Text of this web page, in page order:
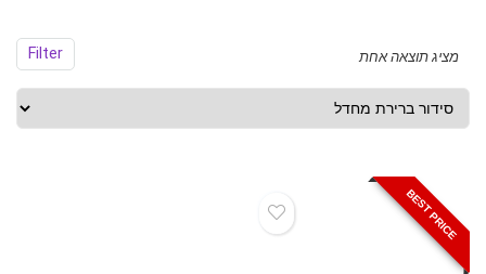
Filter מציג תוצאה אחת
BEST PRICE